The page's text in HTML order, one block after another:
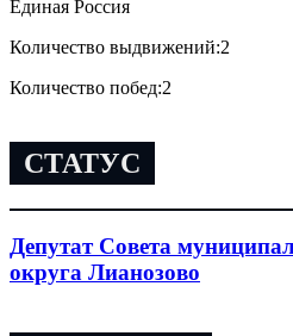
Единая Россия
Количество выдвижений:2
Количество побед:2
СТАТУС
Депутат Совета
округа Лианозово